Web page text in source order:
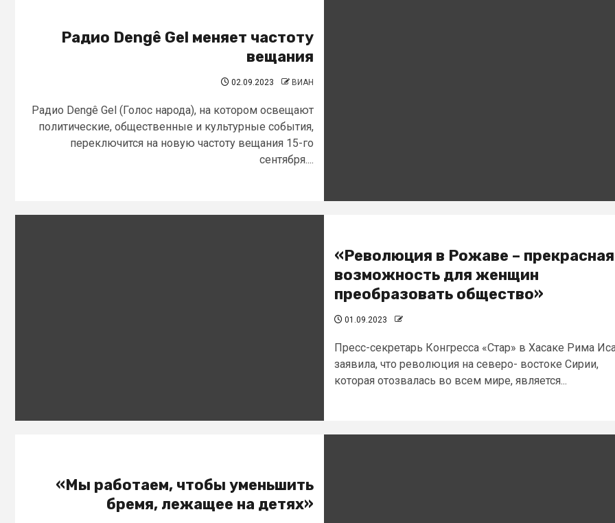
Радио Dengê Gel меняет частоту
вещания
02.09.2023 ВИАН
Радио Dengê Gel (Голос народа), на котором освещают
политические, общественные и культурные события,
переключится на новую частоту вещания 15-го
сентября....
«Революция в Рожаве – прекрасная
возможность для женщин
преобразовать общество»
01.09.2023
Пресс-секретарь Конгресса «Стар» в Хасаке Рима
заявила, что революция на северо- востоке Сирии,
которая отозвалась во всем мире, является...
«Мы работаем, чтобы уменьшить
бремя, лежащее на детях»